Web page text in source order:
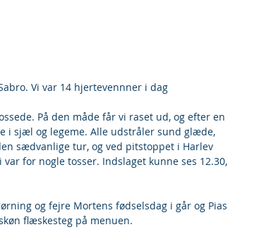
Vi var 14 hjertevennner i dag
På den måde får vi raset ud, og efter en
i sjæl og legeme. Alle udstråler sund glæde,
sædvanlige tur, og ved pitstoppet i Harlev
for nogle tosser. Indslaget kunne ses 12.30,
og fejre Mortens fødselsdag i går og Pias
flæskesteg på menuen.